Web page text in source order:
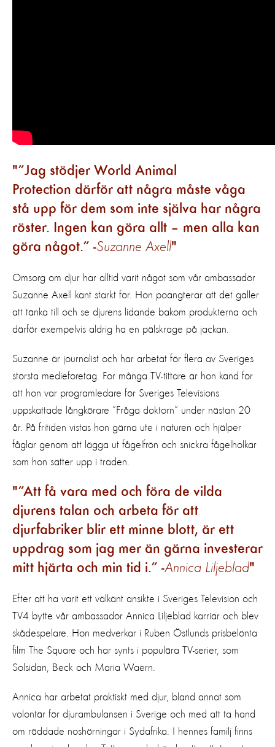
”Jag stödjer World Animal
Protection därför att några måste våga
stå upp för dem som inte själva har några
röster. Ingen kan göra allt – men alla kan
göra något.” -Suzanne Axell
Omsorg om djur har alltid varit något som vår ambassadör
Suzanne Axell känt starkt för. Hon poängterar att det gäller
att tänka till och se djurens lidande bakom produkterna och
därför exempelvis aldrig ha en pälskrage på jackan.
Suzanne är journalist och har arbetat för flera av Sveriges
största medieföretag. För många TV-tittare är hon känd för
att hon var programledare för Sveriges Televisions
uppskattade långkörare ”Fråga doktorn” under nästan 20
år. På fritiden vistas hon gärna ute i naturen och hjälper
fåglar genom att lägga ut fågelfrön och snickra fågelholkar
som hon sätter upp i träden.
”Att få vara med och föra de vilda
djurens talan och arbeta för att
djurfabriker blir ett minne blott, är ett
uppdrag som jag mer än gärna investerar
mitt hjärta och min tid i.” -Annica Liljeblad
Efter att ha varit ett välkänt ansikte i Sveriges Television och
TV4 bytte vår ambassadör Annica Liljeblad karriär och blev
skådespelare. Hon medverkar i Ruben Östlunds prisbelönta
film The Square och har synts i populära TV-serier, som
Solsidan, Beck och Maria Waern.
Annica har arbetat praktiskt med djur, bland annat som
volontär för djurambulansen i Sverige och med att ta hand
om räddade noshörningar i Sydafrika. I hennes familj finns